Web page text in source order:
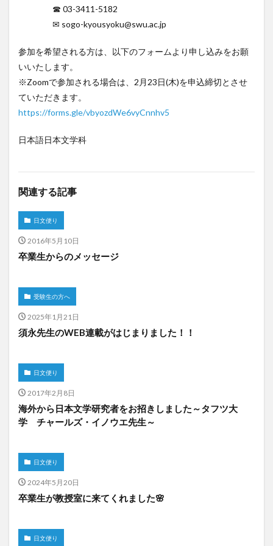
☎ 03-3411-5182
✉ sogo-kyousyoku@swu.ac.jp
参加を希望される方は、以下のフォームより申し込みをお願
いいたします。
※Zoomで参加される場合は、2月23日(木)を申込締切とさせ
ていただきます。
https://forms.gle/vbyozdWe6vyCnnhv5
日本語日本文学科
関連する記事
日文便り
2016年5月10日
卒業生からのメッセージ
受験生の方へ
2025年1月21日
須永先生のWEB連載がはじまりました！！
日文便り
2017年2月8日
海外から日本文学研究者をお招きしました～タフツ大
学 チャールズ・イノウエ先生～
日文便り
2024年5月20日
卒業生が教授室に来てくれました🌸
日文便り